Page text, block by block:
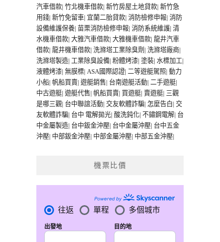
汽車借款| 竹北機車借款| 新竹房屋土地貸款| 新竹急
用錢| 新竹免留車| 宜蘭二胎貸款| 消防檢修申報| 消防
設備維護保養| 苗栗消防檢修申報| 消防系統維護| 清
水機車借款| 大雅汽車借款| 大雅機車借款| 龍井汽車
借款| 龍井機車借款| 洗滌塔工業除臭劑 | 洗滌塔廠商|
洗滌塔製造| 工業除臭設備| 粉體烤漆| 塗裝| 水標加工|
液體烤漆| 無膜標| ASA國際認證| 二等遊艇駕照| 動力
小船| 帆船買賣| 遊艇銷售| 台南遊艇活動| 二手遊艇|
中古遊艇| 遊艇代售| 帆船買賣| 買遊艇| 賣遊艇| 三觀
是哪三觀| 台中聯誼活動| 交友軟體詐騙| 怎麼告白| 交
友軟體詐騙| 台中 電解拋光| 酸洗鈍化| 不鏽鋼電解| 台
中金屬製造| 台中鈑金沖壓| 台中金屬沖壓| 台中五金
沖壓| 中部鈑金沖壓| 中部金屬沖壓| 中部五金沖壓|
機票比價